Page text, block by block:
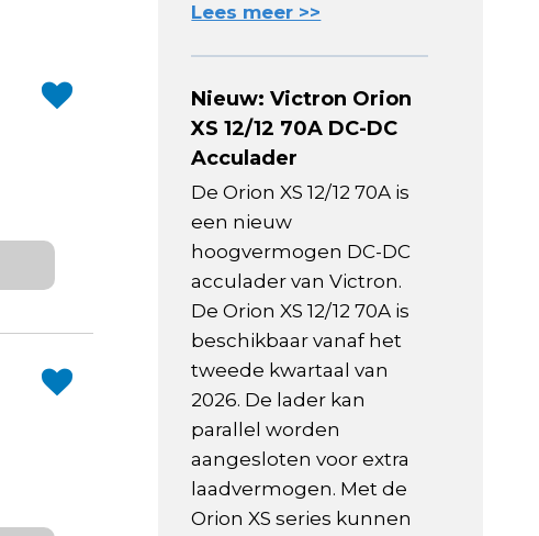
Lees meer >>
Nieuw: Victron Orion
XS 12/12 70A DC-DC
Acculader
De Orion XS 12/12 70A is
een nieuw
hoogvermogen DC-DC
acculader van Victron.
De Orion XS 12/12 70A is
beschikbaar vanaf het
tweede kwartaal van
2026. De lader kan
parallel worden
aangesloten voor extra
laadvermogen. Met de
Orion XS series kunnen